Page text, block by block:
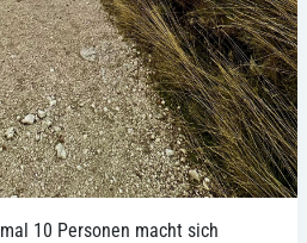
10 Personen macht sich